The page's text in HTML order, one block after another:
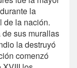
la
de la nación.
sus murallas
la destruyó
comenzó